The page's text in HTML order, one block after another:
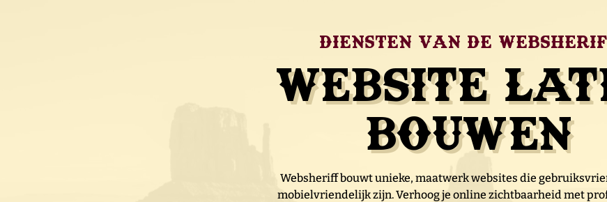
Diensten van de
Website
bouwen
Websheriff bouwt unieke, maatwerk websites die
mobielvriendelijk zijn. Verhoog je online zichtbaarheid met